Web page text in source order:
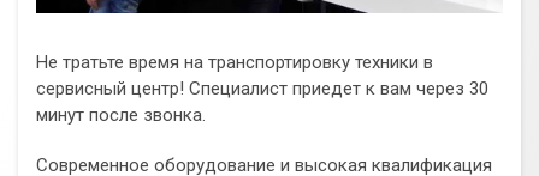
Не тратьте время на транспортировку техники в
сервисный центр! Специалист приедет к вам через 30
минут после звонка.
Современное оборудование и высокая квалификация